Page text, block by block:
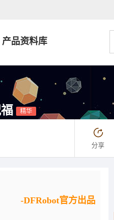
产品资料库
精华
分享
-DFRobot官方出品